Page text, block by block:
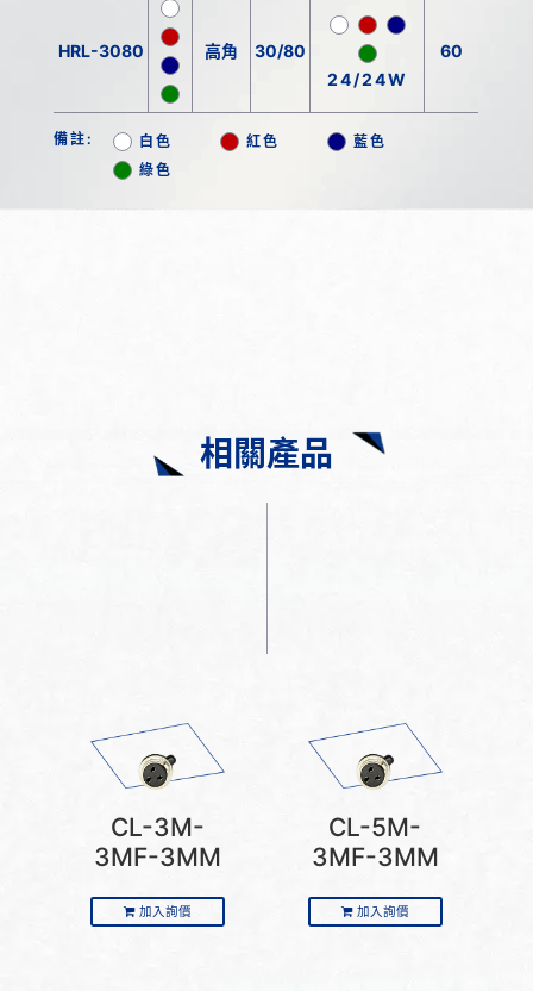
HRL-3080 高角
30/80
24/24W
60
備註: 白色 紅色
藍色
綠色
相關產品
CL-3M-
3MF-3MM
加入詢價
CL-5M-
3MF-3MM
加入詢價